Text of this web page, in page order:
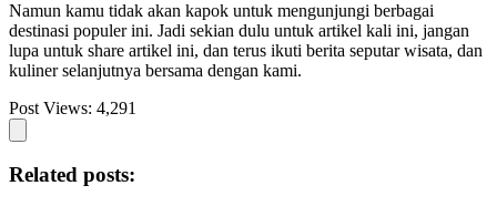
Namun kamu tidak akan kapok untuk mengunjungi berbagai
destinasi populer ini. Jadi sekian dulu untuk artikel kali ini, jangan
lupa untuk share artikel ini, dan terus ikuti berita seputar wisata, dan
kuliner selanjutnya bersama dengan kami.
Post Views: 4,291
Related posts: